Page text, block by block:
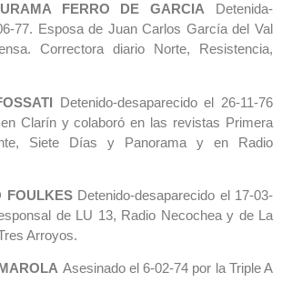
FERRO DE GARCIA Detenida-
77. Esposa de Juan Carlos García del Val
Correctora diario Norte, Resistencia,
Detenido-desaparecido el 26-11-76
Clarín y colaboró en las revistas Primera
Siete Días y Panorama y en Radio
FOULKESDetenido-desaparecido el 17-03-
de LU 13, Radio Necochea y de La
Arroyos.
Asesinado el 6-02-74 por la Triple A